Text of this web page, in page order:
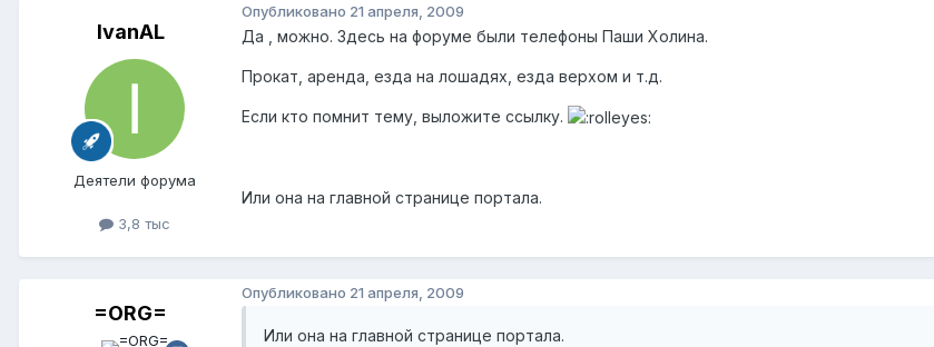
IvanAL
Деятели форума
3,8 тыс
Опубликовано 21 апреля, 2009
Да , можно. Здесь на форуме были телефоны Паши Холина.
Прокат, аренда, езда на лошадях, езда верхом и т.д.
Если кто помнит тему, выложите ссылку.
Или она на главной странице портала.
=ORG=
Опубликовано 21 апреля, 2009
Или она на главной странице портала.